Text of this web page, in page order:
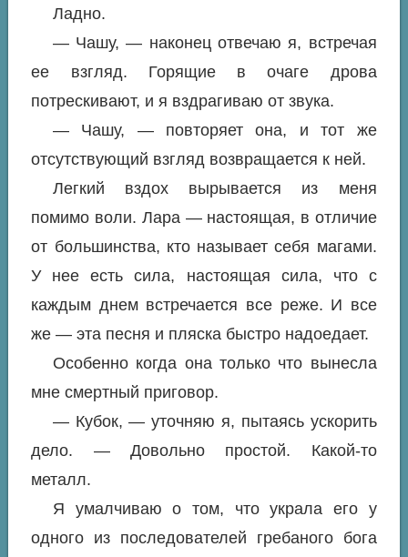
Ладно.
— Чашу, — наконец отвечаю я, встречая
ее взгляд. Горящие в очаге дрова
потрескивают, и я вздрагиваю от звука.
— Чашу, — повторяет она, и тот же
отсутствующий взгляд возвращается к ней.
Легкий вздох вырывается из меня
помимо воли. Лара — настоящая, в отличие
от большинства, кто называет себя магами.
У нее есть сила, настоящая сила, что с
каждым днем встречается все реже. И все
же — эта песня и пляска быстро надоедает.
Особенно когда она только что вынесла
мне смертный приговор.
— Кубок, — уточняю я, пытаясь ускорить
дело. — Довольно простой. Какой-то
металл.
Я умалчиваю о том, что украла его у
одного из последователей гребаного бога